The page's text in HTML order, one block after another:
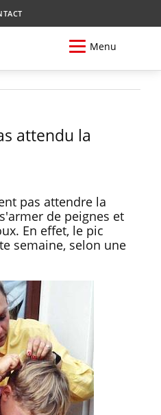
Menu
attendu la
pas attendre la
de peignes et
En effet, le pic
semaine, selon une